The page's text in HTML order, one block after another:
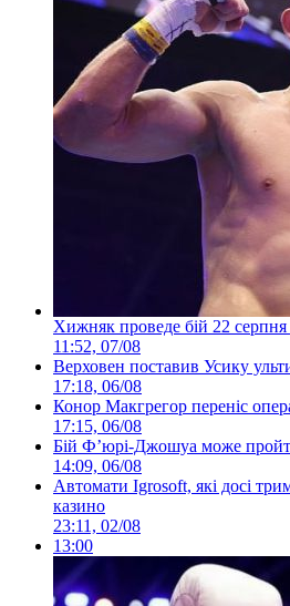
Хижняк проведе бій 22 серпня
11:52, 07/08
Верховен поставив Усику
17:18, 06/08
Конор Макгрегор переніс
17:15, 06/08
Бій Ф’юрі-Джошуа може
14:09, 06/08
Автомати Igrosoft, які досі
казино
23:11, 02/08
13:00